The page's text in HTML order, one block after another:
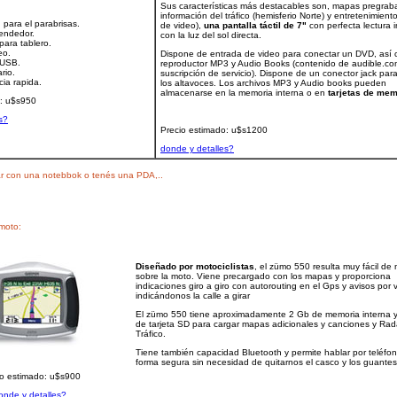
el parabrisas.
tablero.
rapida.
u$s950
Sus características más destacables son, mapas
información del tráfico (hemisferio Norte) y
de video), una pantalla táctil de 7" con perfecta lectura
con la luz del sol directa.
Dispone de entrada de video para conectar un DVD, así
reproductor MP3 y Audio Books (contenido de
suscripción de servicio). Dispone de un conector jack
los altavoces. Los archivos MP3 y Audio books pueden
almacenarse en la memoria interna o en tarjetas de
Precio estimado: u$s1200
donde y detalles?
con una notebbok o tenés una PDA,..
estimado: u$s900
y detalles?
Diseñado por motociclistas , el zümo 550 resulta muy fácil de
sobre la moto. Viene precargado con los mapas y proporciona
indicaciones giro a giro con autorouting en el Gps y avisos por
indicándonos la calle a girar
El zümo 550 tiene aproximadamente 2 Gb de memoria interna
de tarjeta SD para cargar mapas adicionales y canciones y
Tráfico.
Tiene también capacidad Bluetooth y permite hablar por
forma segura sin necesidad de quitarnos el casco y los